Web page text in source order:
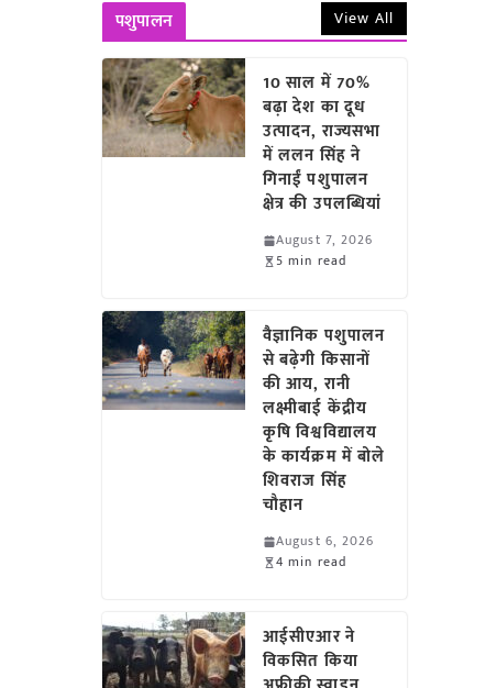
पशुपालन View All
10 साल में 70%
बढ़ा देश का दूध
उत्पादन, राज्यसभा
में ललन सिंह ने
गिनाईं पशुपालन
क्षेत्र की उपलब्धियां
August 7, 2026
5 min read
वैज्ञानिक पशुपालन
से बढ़ेगी किसानों
की आय, रानी
लक्ष्मीबाई केंद्रीय
कृषि विश्वविद्यालय
के कार्यक्रम में बोले
शिवराज सिंह
चौहान
August 6, 2026
4 min read
आईसीएआर ने
विकसित किया